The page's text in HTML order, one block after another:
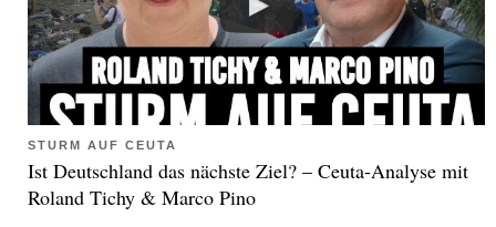
STURM AUF CEUTA
Ist Deutschland das nächste Ziel? – Ceuta-Analyse mit
Roland Tichy & Marco Pino